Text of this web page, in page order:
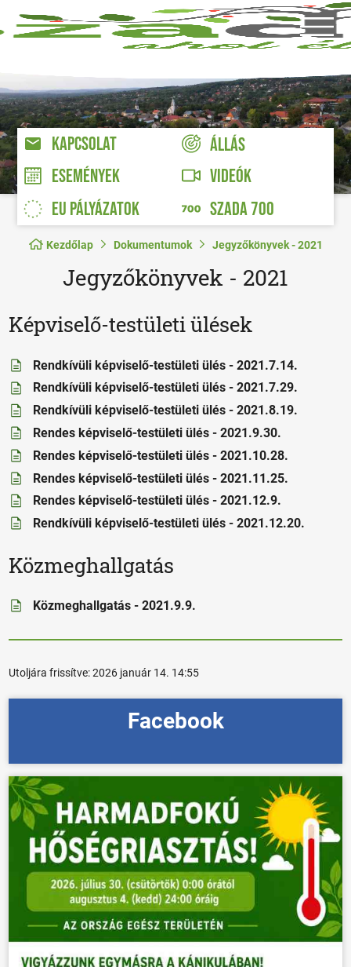
KAPCSOLAT
ÁLLÁS
ESEMÉNYEK
VIDEÓK
EU PÁLYÁZATOK
SZADA 700
Kezdőlap Dokumentumok Jegyzőkönyvek - 2021
Jegyzőkönyvek - 2021
Képviselő-testületi ülések
Rendkívüli képviselő-testületi ülés - 2021.7.14.
Rendkívüli képviselő-testületi ülés - 2021.7.29.
Rendkívüli képviselő-testületi ülés - 2021.8.19.
Rendes képviselő-testületi ülés - 2021.9.30.
Rendes képviselő-testületi ülés - 2021.10.28.
Rendes képviselő-testületi ülés - 2021.11.25.
Rendes képviselő-testületi ülés - 2021.12.9.
Rendkívüli képviselő-testületi ülés - 2021.12.20.
Közmeghallgatás
Közmeghallgatás - 2021.9.9.
Utoljára frissítve:2026 január 14. 14:55
Facebook